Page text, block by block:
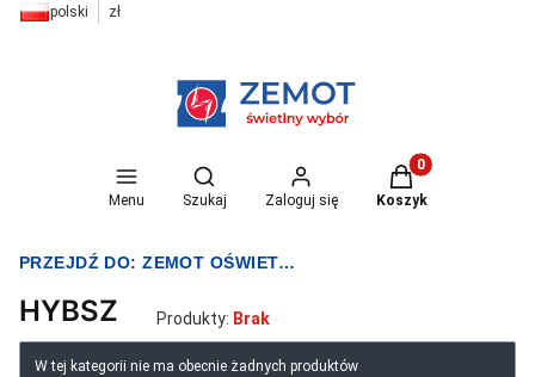
polski zł
Menu
Otwórz wyszukiwarkę
Szukaj Zaloguj się
Produkty w
Koszyk
PRZEJDŹ DO:ZEMOT OŚWIETLENIE I ELEKTRYKA
HYBSZ Produkty: Brak
Lista produktów
W tej kategorii nie ma obecnie żadnych produktów